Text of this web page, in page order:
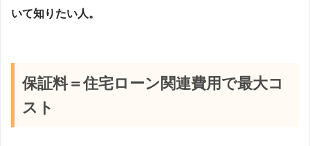
いて知りたい人。
保証料＝住宅ローン関連費用で最大コ
スト